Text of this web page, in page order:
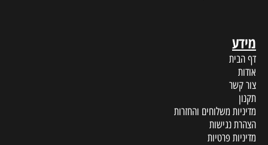
מידע
דף הבית
אודות
צור קשר
תקנון
מדיניות משלוחים והחזרות
הצהרת נגישות
מדיניות פרטיות